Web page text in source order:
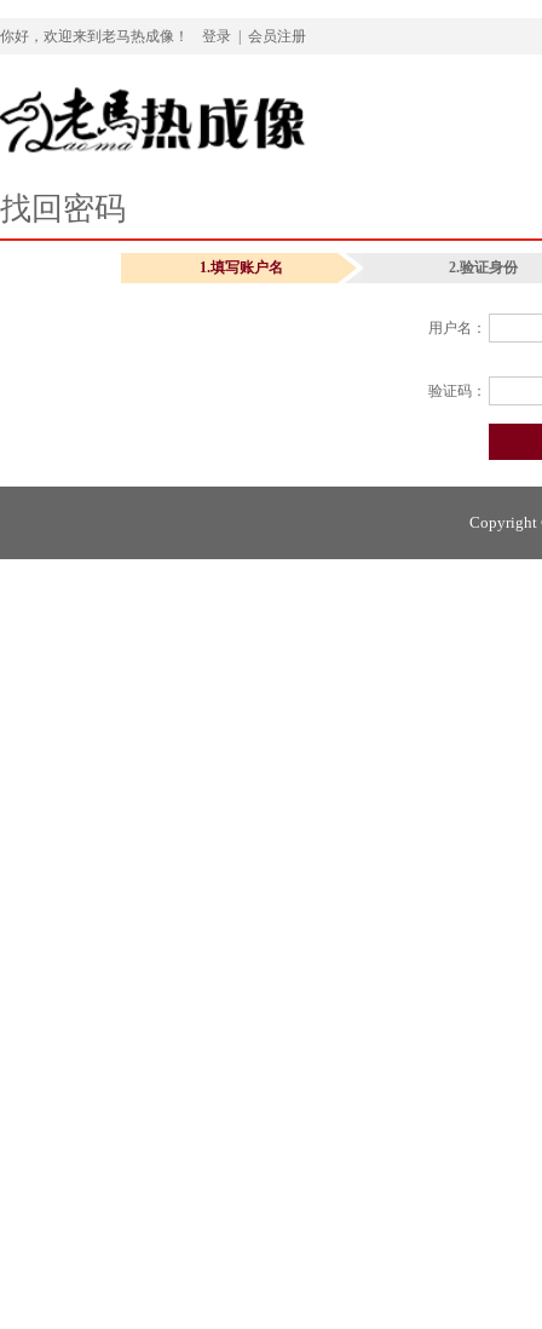
你好，欢迎来到老马热成像！ 登录 会员注册
找回密码
1.填写账户名 2.验证身份
用户名：
验证码：